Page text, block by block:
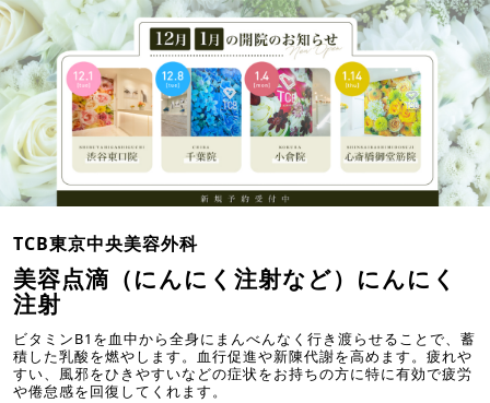
TCB東京中央美容外科
美容点滴（にんにく注射など）にんにく
注射
ビタミンB1を血中から全身にまんべんなく行き渡らせることで、蓄
積した乳酸を燃やします。血行促進や新陳代謝を高めます。疲れや
すい、風邪をひきやすいなどの症状をお持ちの方に特に有効で疲労
や倦怠感を回復してくれます。